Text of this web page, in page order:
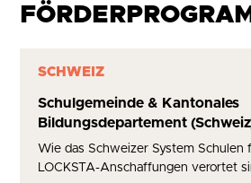
SCHWEIZ
Schulgemeinde & Kantonales
Bildungsdepartement
Wie das Schweizer System Schulen
LOCKSTA-Anschaffungen verortet